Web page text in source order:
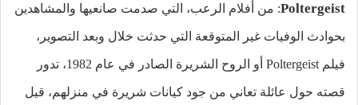
Poltergeist: من أفلام الرعب، التي صدمت صانعيها والمشاهدين
بحوادث الوفيات غير المتوقعة التي حدثت خلال وبعد التصوير،
فيلم Poltergeist أو الروح الشريرة الصادر في عام 1982، تدور
قصته حول عائلة تعاني من جود كيانات شريرة في منزلهم، قيل